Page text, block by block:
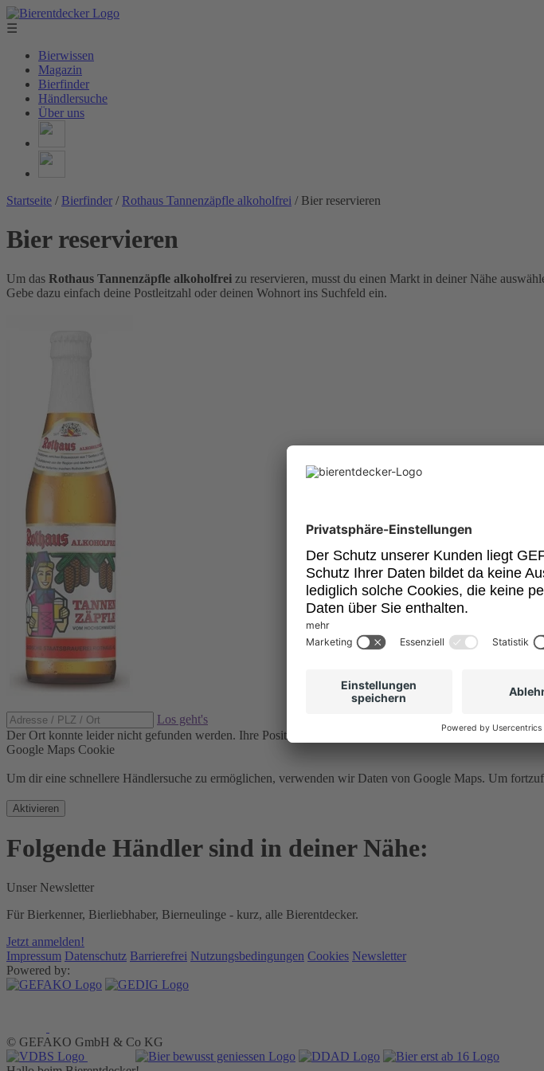
☰
Bierwissen
Magazin
Bierfinder
Händlersuche
Über uns
Startseite / Bierfinder / Rothaus Tannenzäpfle alkoholfrei / Bier reservieren
Bier reservieren
Um das Rothaus Tannenzäpfle alkoholfrei zu reservieren, musst du einen Markt in deiner Nähe
Gebe dazu einfach deine Postleitzahl oder deinen Wohnort ins Suchfeld ein.
Los geht's
Der Ort konnte leider nicht gefunden werden. Ihre Position konnte nicht ermittelt werden.
Google Maps Cookie
Um dir eine schnellere Händlersuche zu ermöglichen, verwenden wir Daten von Google Maps. Um
Aktivieren
Folgende Händler sind in deiner Nähe:
Unser Newsletter
Für Bierkenner, Bierliebhaber, Bierneulinge - kurz, alle Bierentdecker.
Jetzt anmelden!
Impressum Datenschutz Barrierefrei Nutzungsbedingungen Cookies Newsletter
Powered by:
© GEFAKO GmbH & Co KG